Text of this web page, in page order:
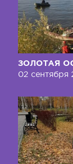
ЗОЛОТАЯ
02 сентября